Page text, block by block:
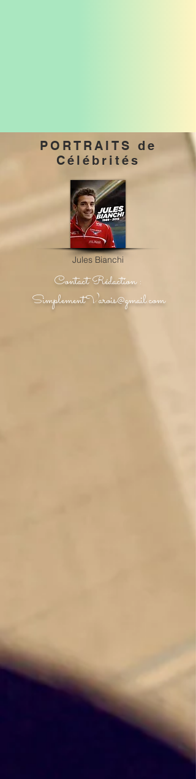
PORTRAITS de
Célébrités
Jules Bianchi
Contact Rédaction :
SimplementVarois@gmail.com